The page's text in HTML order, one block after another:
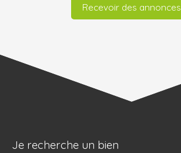
Recevoir des annonces
Je recherche un bien